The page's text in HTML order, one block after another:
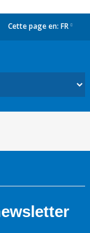
Cette page en: FR